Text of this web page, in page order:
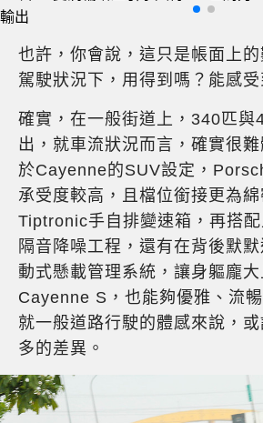
也許，你會說，這只是帳面上
駕駛狀況下，用得到嗎？能感受
確實，在一般街道上，340匹與
出，就車流狀況而言，確實很
於Cayenne的SUV設定，
承受度較高，且檔位銜接更為
Tiptronic手自排變速箱，再搭
隔音降噪工程，還有在背後默
動式懸載管理系統，讓身軀龐
Cayenne S，也能夠優雅、流
就一般道路行駛的體感來說，
多的差異。